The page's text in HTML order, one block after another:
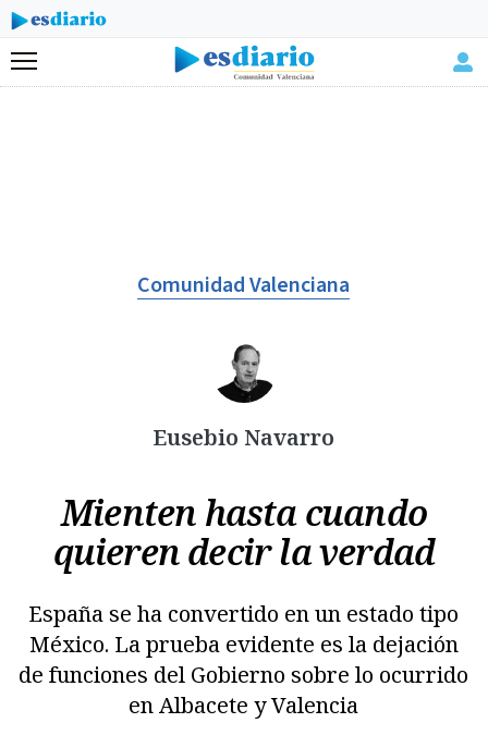
Menú
Comunidad Valenciana
Eusebio Navarro
Mienten hasta cuando
quieren decir la verdad
España se ha convertido en un estado tipo
México. La prueba evidente es la dejación
de funciones del Gobierno sobre lo ocurrido
en Albacete y Valencia
Copiar